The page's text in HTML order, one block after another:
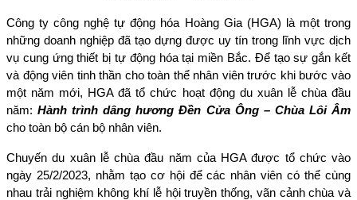
Công ty công nghệ tự động hóa Hoàng Gia (HGA) là một trong
những doanh nghiệp đã tạo dựng được uy tín trong lĩnh vực dịch
vụ cung ứng thiết bị tự động hóa tại miền Bắc. Để tạo sự gắn kết
và động viên tinh thần cho toàn thể nhân viên trước khi bước vào
một năm mới, HGA đã tổ chức hoạt động du xuân lễ chùa đầu
năm:Hành trình dâng hương Đền Cửa Ông – Chùa Lôi Âm
cho toàn bộ cán bộ nhân viên.
Chuyến du xuân lễ chùa đầu năm của HGA được tổ chức vào
ngày 25/2/2023, nhằm tạo cơ hội để các nhân viên có thể cùng
nhau trải nghiệm không khí lễ hội truyền thống, vãn cảnh chùa và